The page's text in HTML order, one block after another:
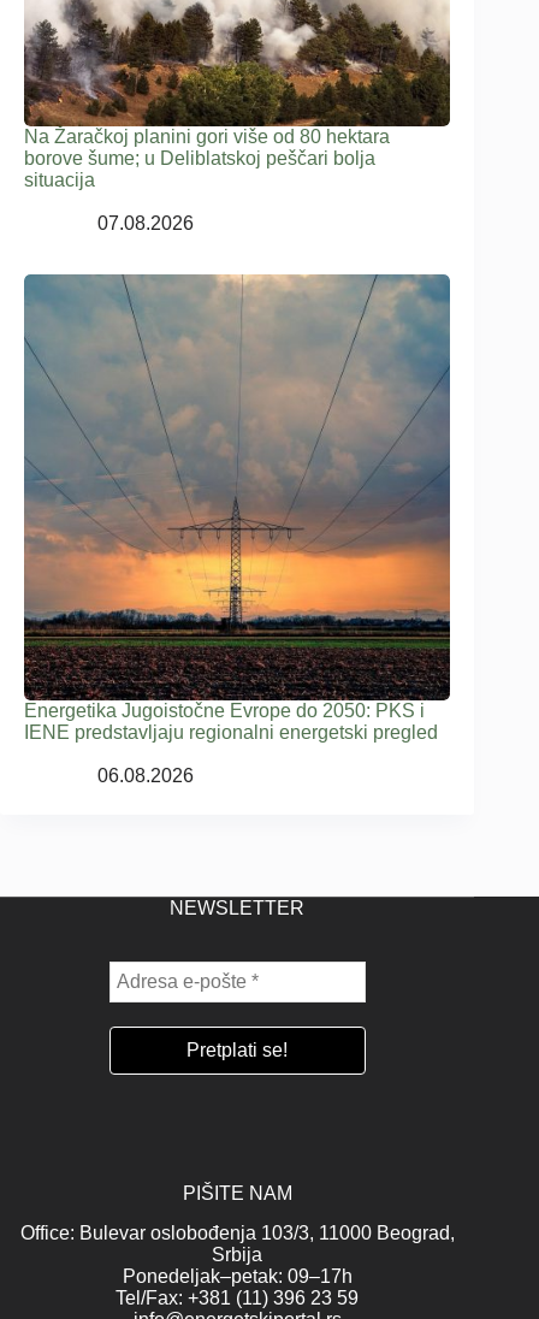
Na Žaračkoj planini gori više od 80 hektara
borove šume; u Deliblatskoj peščari bolja
situacija
07.08.2026
Energetika Jugoistočne Evrope do 2050: PKS i
IENE predstavljaju regionalni energetski pregled
06.08.2026
NEWSLETTER
PIŠITE NAM
Office: Bulevar oslobođenja 103/3, 11000 Beograd,
Srbija
Ponedeljak–petak: 09–17h
Tel/Fax: +381 (11) 396 23 59